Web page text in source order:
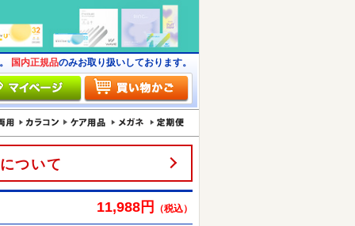
国内正規品のみお取り扱いしております。
ついて
11,988円 （税込）